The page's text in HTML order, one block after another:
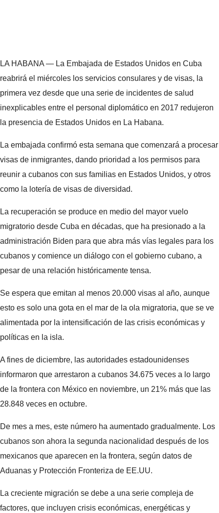
LA HABANA — La Embajada de Estados Unidos en Cuba
reabrirá el miércoles los servicios consulares y de visas, la
primera vez desde que una serie de incidentes de salud
inexplicables entre el personal diplomático en 2017 redujeron
la presencia de Estados Unidos en La Habana.
La embajada confirmó esta semana que comenzará a procesar
visas de inmigrantes, dando prioridad a los permisos para
reunir a cubanos con sus familias en Estados Unidos, y otros
como la lotería de visas de diversidad.
La recuperación se produce en medio del mayor vuelo
migratorio desde Cuba en décadas, que ha presionado a la
administración Biden para que abra más vías legales para los
cubanos y comience un diálogo con el gobierno cubano, a
pesar de una relación históricamente tensa.
Se espera que emitan al menos 20.000 visas al año, aunque
esto es solo una gota en el mar de la ola migratoria, que se ve
alimentada por la intensificación de las crisis económicas y
políticas en la isla.
A fines de diciembre, las autoridades estadounidenses
informaron que arrestaron a cubanos 34.675 veces a lo largo
de la frontera con México en noviembre, un 21% más que las
28.848 veces en octubre.
De mes a mes, este número ha aumentado gradualmente. Los
cubanos son ahora la segunda nacionalidad después de los
mexicanos que aparecen en la frontera, según datos de
Aduanas y Protección Fronteriza de EE.UU.
La creciente migración se debe a una serie compleja de
factores, que incluyen crisis económicas, energéticas y